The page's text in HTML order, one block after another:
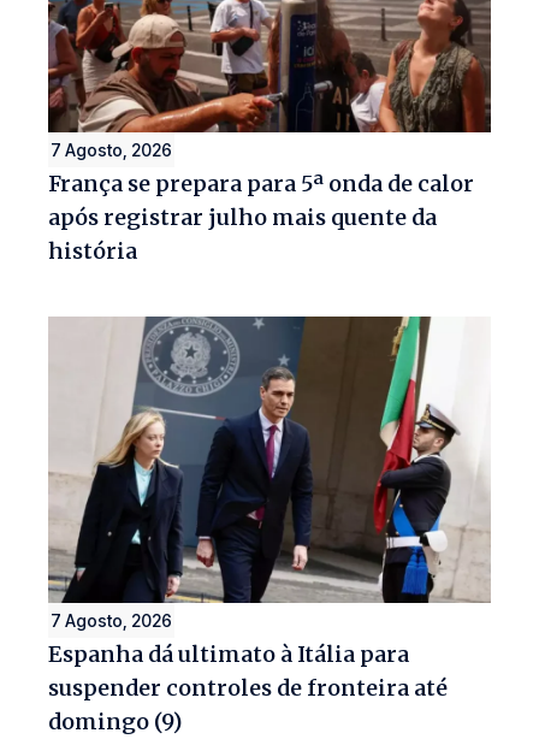
7 Agosto, 2026
França se prepara para 5ª onda de calor
após registrar julho mais quente da
história
7 Agosto, 2026
Espanha dá ultimato à Itália para
suspender controles de fronteira até
domingo (9)